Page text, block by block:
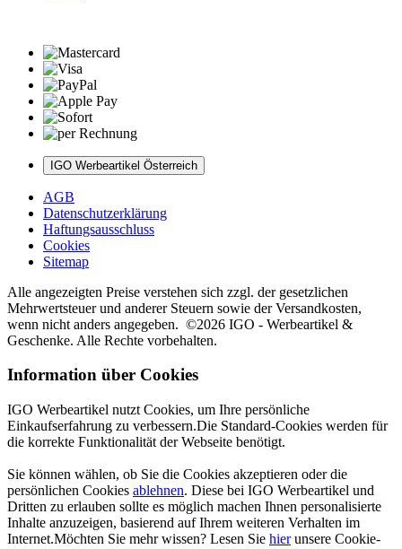
IGO Werbeartikel Österreich
AGB
Datenschutzerklärung
Haftungsausschluss
Cookies
Sitemap
Alle angezeigten Preise verstehen sich zzgl. der gesetzlichen
Mehrwertsteuer und anderer Steuern sowie der Versandkosten,
wenn nicht anders angegeben. ©2026 IGO - Werbeartikel &
Geschenke. Alle Rechte vorbehalten.
Information über Cookies
IGO Werbeartikel nutzt Cookies, um Ihre persönliche
Einkaufserfahrung zu verbessern.Die Standard-Cookies werden für
die korrekte Funktionalität der Webseite benötigt.
Sie können wählen, ob Sie die Cookies akzeptieren oder die
persönlichen Cookies ablehnen. Diese bei IGO Werbeartikel und
Dritten zu erlauben sollte es möglich machen Ihnen personalisierte
Inhalte anzuzeigen, basierend auf Ihrem weiteren Verhalten im
Internet.Möchten Sie mehr wissen? Lesen Sie hierunsere Cookie-